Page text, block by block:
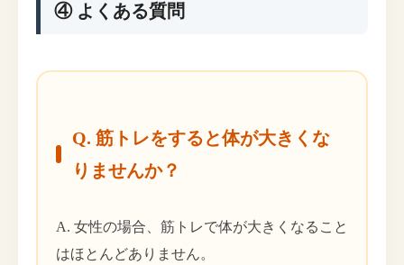
④ よくある質問
Q. 筋トレをすると体が大きくな
りませんか？
A. 女性の場合、筋トレで体が大きくなること
はほとんどありません。